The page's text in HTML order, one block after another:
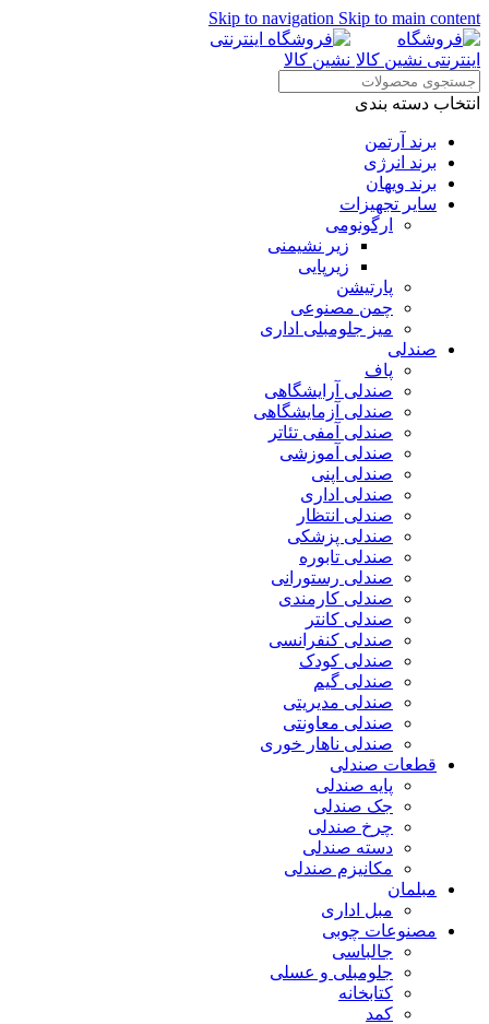
Skip to navigation Skip to main content
انتخاب دسته بندی
برند آرتمن
برند انرژی
برند ویهان
سایر تجهیزات
ارگونومی
زیر نشیمنی
زیرپایی
پارتیشن
چمن مصنوعی
میز جلومبلی اداری
صندلی
پاف
صندلی آرایشگاهی
صندلی آزمایشگاهی
صندلی آمفی تئاتر
صندلی آموزشی
صندلی اپنی
صندلی اداری
صندلی انتظار
صندلی پزشکی
صندلی تابوره
صندلی رستورانی
صندلی کارمندی
صندلی کانتر
صندلی کنفرانسی
صندلی کودک
صندلی گیم
صندلی مدیریتی
صندلی معاونتی
صندلی ناهار خوری
قطعات صندلی
پایه صندلی
جک صندلی
چرخ صندلی
دسته صندلی
مکانیزم صندلی
مبلمان
مبل اداری
مصنوعات چوبی
جالباسی
جلومبلی و عسلی
کتابخانه
کمد